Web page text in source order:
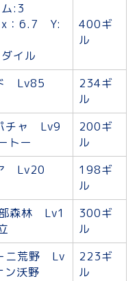
:3
x：6.7 Y:
イル
400ギ
ル
ド Lv85
234ギ
ル
チャ Lv9
トー
200ギ
ル
ア Lv20
198ギ
ル
森林 Lv1
300ギ
ル
ニ荒野 Lv
沃野
223ギ
ル